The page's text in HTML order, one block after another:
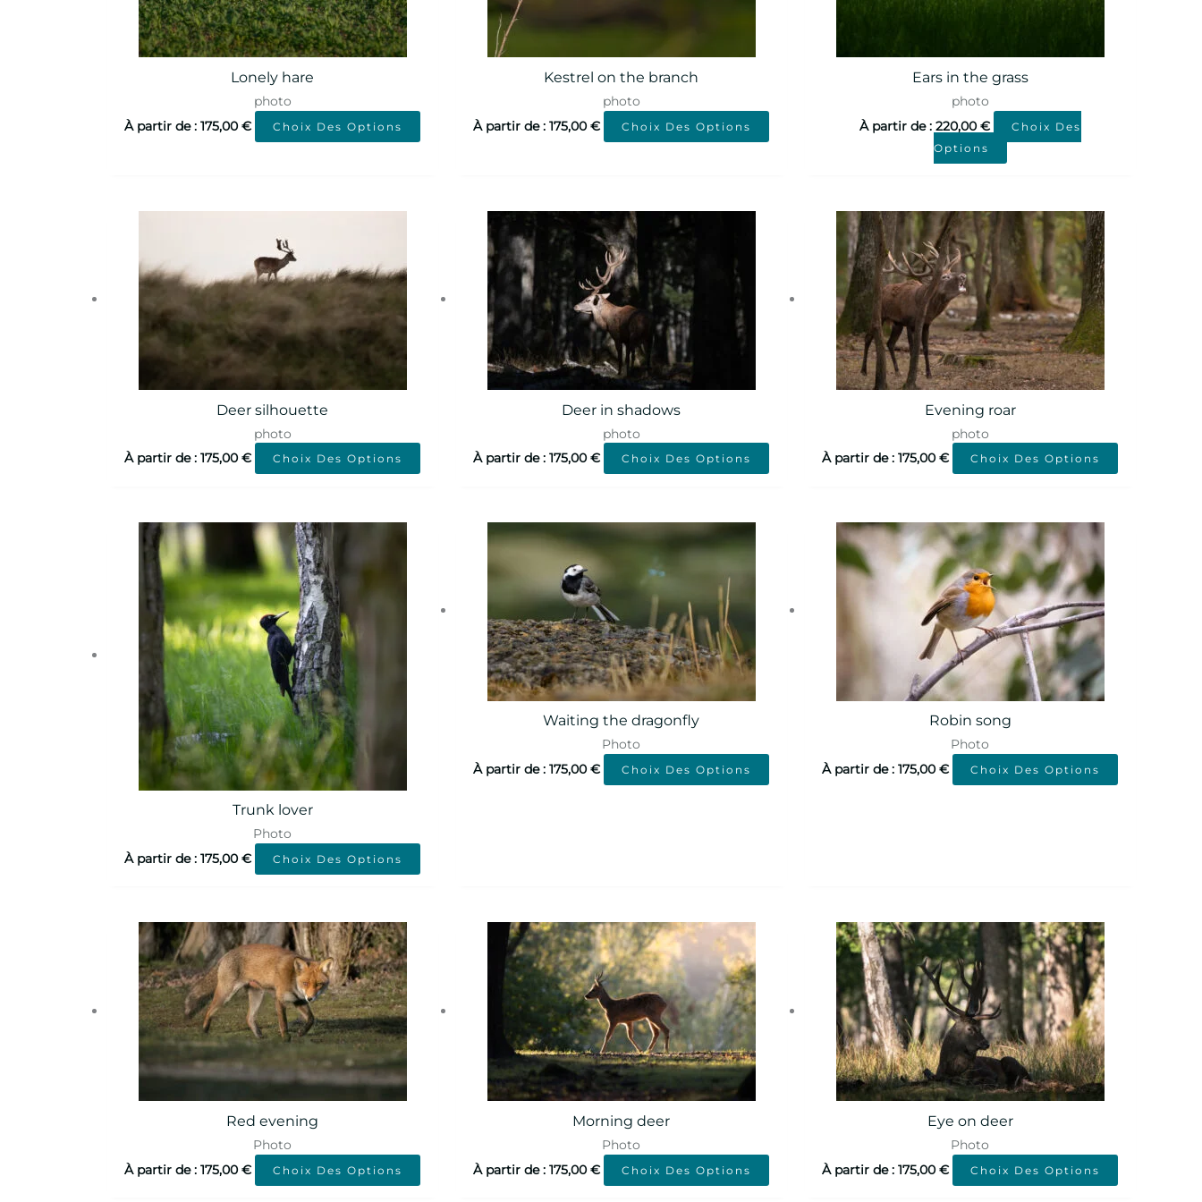
Lonely hare
photo
À partir de :175,00€ Choix Des Options
Kestrel on the branch
photo
À partir de :175,00€ Choix Des Options
Ears in the grass
photo
À partir de : 220,00€
Choix Des
Options
Deer silhouette
photo
À partir de :175,00€ Choix Des Options
Deer in shadows
photo
À partir de :175,00€ Choix Des Options
Evening roar
photo
À partir de :175,00€ Choix Des Options
Trunk lover
Photo
À partir de :175,00€ Choix Des Options
Waiting the dragonfly
Photo
À partir de :175,00€ Choix Des Options
Robin song
Photo
À partir de :175,00€ Choix Des Options
Red evening
Photo
À partir de :175,00€ Choix Des Options
Morning deer
Photo
À partir de :175,00€ Choix Des Options
Eye on deer
Photo
À partir de :175,00€ Choix Des Options